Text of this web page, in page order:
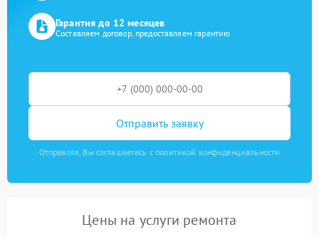
Гарантия до 12 месяцев
Составляем договор, предоставляем гарантию
Отправить заявку
Отправляя, Вы соглашаетесь с политикой конфиденциальности
Цены на услуги ремонта